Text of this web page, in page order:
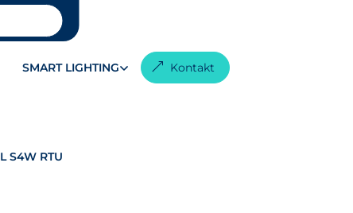
SMART LIGHTING Kontakt
S4W RTU